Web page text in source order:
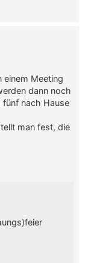
einem Meeting
dann noch
nach Hause
man fest, die